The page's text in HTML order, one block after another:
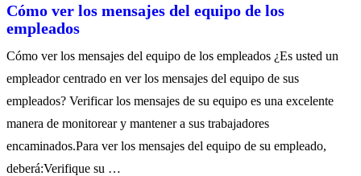
Cómo ver los mensajes del equipo de los
empleados
Cómo ver los mensajes del equipo de los empleados ¿Es usted un
empleador centrado en ver los mensajes del equipo de sus
empleados? Verificar los mensajes de su equipo es una excelente
manera de monitorear y mantener a sus trabajadores
encaminados.Para ver los mensajes del equipo de su empleado,
deberá:Verifique su …